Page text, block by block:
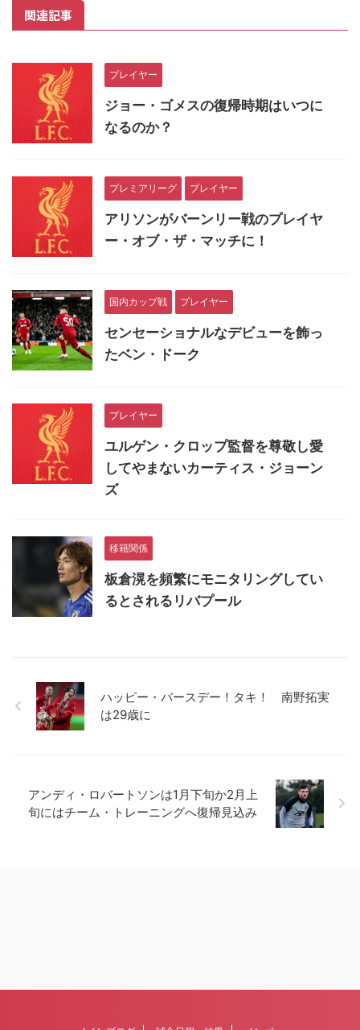
関連記事
プレイヤー
ジョー・ゴメスの復帰時期はいつに
なるのか？
プレミアリーグ プレイヤー
アリソンがバーンリー戦のプレイヤ
ー・オブ・ザ・マッチに！
国内カップ戦 プレイヤー
センセーショナルなデビューを飾っ
たベン・ドーク
プレイヤー
ユルゲン・クロップ監督を尊敬し愛
してやまないカーティス・ジョーン
ズ
移籍関係
板倉滉を頻繁にモニタリングしてい
るとされるリバプール
ハッピー・バースデー！タキ！ 南野拓実
は29歳に
アンディ・ロバートソンは1月下旬か2月上
旬にはチーム・トレーニングへ復帰見込み